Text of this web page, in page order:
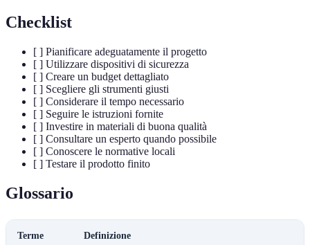
Checklist
[ ] Pianificare adeguatamente il progetto
[ ] Utilizzare dispositivi di sicurezza
[ ] Creare un budget dettagliato
[ ] Scegliere gli strumenti giusti
[ ] Considerare il tempo necessario
[ ] Seguire le istruzioni fornite
[ ] Investire in materiali di buona qualità
[ ] Consultare un esperto quando possibile
[ ] Conoscere le normative locali
[ ] Testare il prodotto finito
Glossario
Terme Definizione